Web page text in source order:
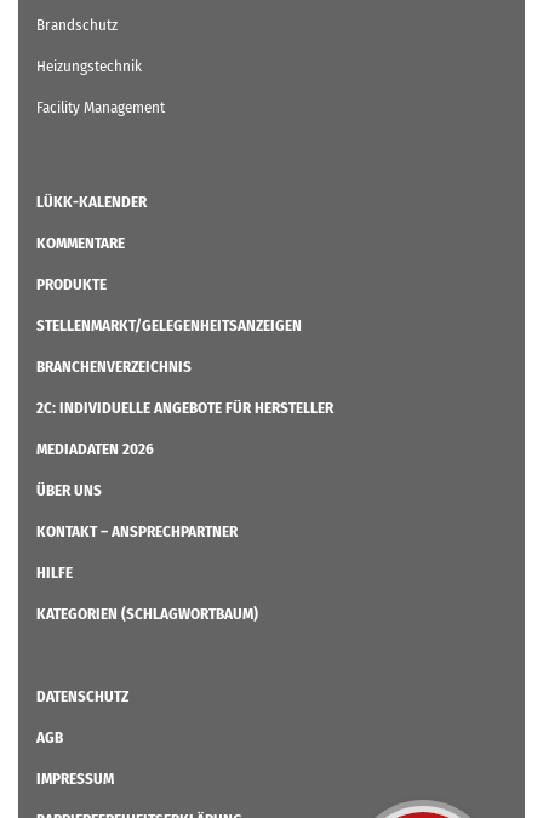
Brandschutz
Heizungstechnik
Facility Management
LÜKK-KALENDER
KOMMENTARE
PRODUKTE
STELLENMARKT/GELEGENHEITSANZEIGEN
BRANCHENVERZEICHNIS
2C: INDIVIDUELLE ANGEBOTE FÜR HERSTELLER
MEDIADATEN 2026
ÜBER UNS
KONTAKT – ANSPRECHPARTNER
HILFE
KATEGORIEN (SCHLAGWORTBAUM)
DATENSCHUTZ
AGB
IMPRESSUM